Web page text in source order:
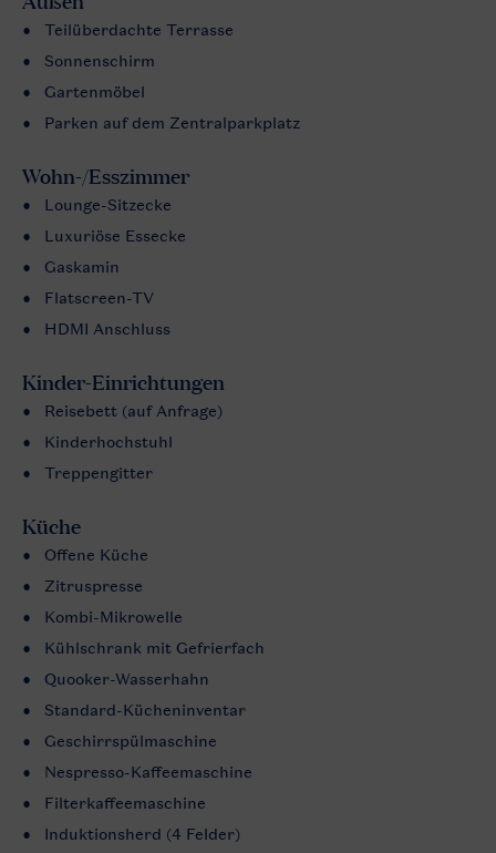
Teilüberdachte Terrasse
Sonnenschirm
Gartenmöbel
Parken auf dem Zentralparkplatz
Wohn-/Esszimmer
Lounge-Sitzecke
Luxuriöse Essecke
Gaskamin
Flatscreen-TV
HDMI Anschluss
Kinder-Einrichtungen
Reisebett (auf Anfrage)
Kinderhochstuhl
Treppengitter
Küche
Offene Küche
Zitruspresse
Kombi-Mikrowelle
Kühlschrank mit Gefrierfach
Quooker-Wasserhahn
Standard-Kücheninventar
Geschirrspülmaschine
Nespresso-Kaffeemaschine
Filterkaffeemaschine
Induktionsherd (4 Felder)